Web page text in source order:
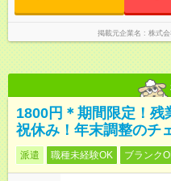
掲載元企業名 株式
1800円＊期間限定！残
祝休み！年末調整のチ
派遣 職種未経験OK ブランク